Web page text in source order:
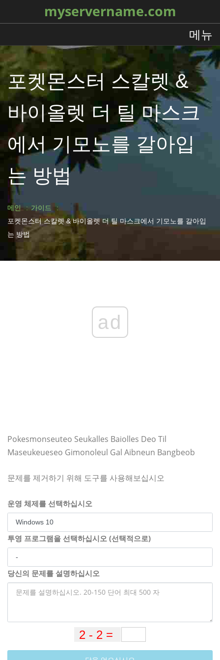
myservername.com
메뉴
포켓몬스터 스칼렛 &
바이올렛 더 틸 마스크
에서 기모노를 갈아입
는 방법
메인
가이드
포켓몬스터 스칼렛 & 바이올렛 더 틸 마스크에서 기모노를 갈아입
는 방법
ad
Pokesmonseuteo Seukalles Baiolles Deo Til
Maseukeueseo Gimonoleul Gal Aibneun Bangbeob
문제를 제거하기 위해 도구를 사용해보십시오
운영 체제를 선택하십시오
투영 프로그램을 선택하십시오 (선택적으로)
당신의 문제를 설명하십시오